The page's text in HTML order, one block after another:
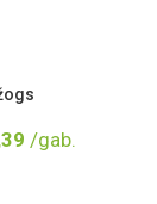
/gab.